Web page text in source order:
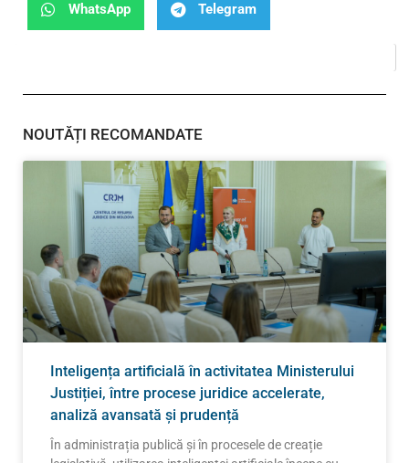
WhatsApp Telegram
NOUTĂȚI RECOMANDATE
Inteligența artificială în activitatea Ministerului
Justiției, între procese juridice accelerate,
analiză avansată și prudență
În administrația publică și în procesele de creație